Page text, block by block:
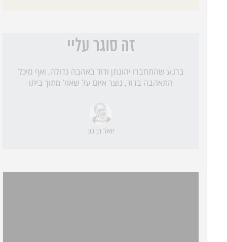
זה סוגר עליי
ברגע שהתחברו יהונתן ודוד באהבה גדולה, ואף מיכל
התאהבה בדוד, נוצר איום על שאול מתוך ביתו
יואל בן נון